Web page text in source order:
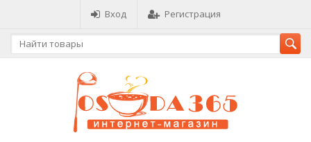
Вход Регистрация